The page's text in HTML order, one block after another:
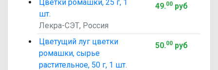
Цветки ромашки, 25 г, 1
шт.
Лекра-СЭТ, Россия
49.00руб
Цветущий луг цветки
ромашки, сырье
растительное, 50 г, 1 шт.
50.00руб